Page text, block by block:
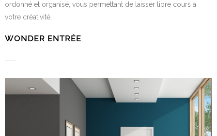
ordonné et organisé, vous permettant de laisser libre cours à
votre créativité.
WONDER ENTRÉE